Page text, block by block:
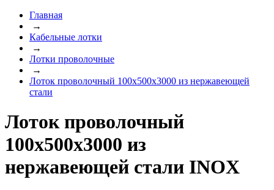
Главная
→
Кабельные лотки
→
Лотки проволочные
→
Лоток проволочный 100x500x3000 из нержавеющей
стали
Лоток проволочный
100x500x3000 из
нержавеющей стали INOX